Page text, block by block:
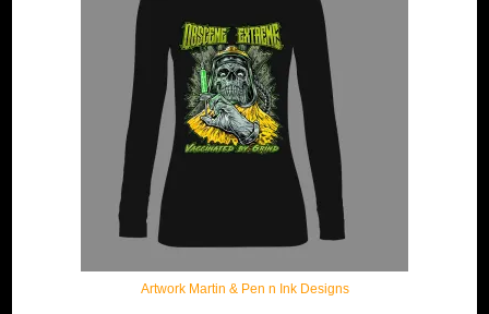
Artwork Martin & Pen n Ink Designs